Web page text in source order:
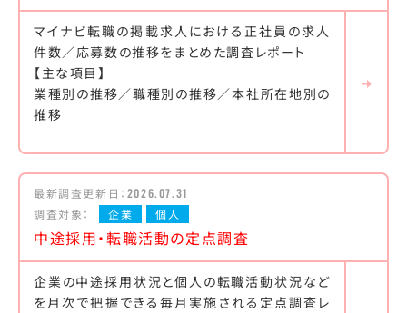
マイナビ転職の掲載求人における正社員の求人
件数／応募数の推移をまとめた調査レポート
【主な項目】
業種別の推移／職種別の推移／本社所在地別の
推移
最新調査更新日： 2026.07.31
調査対象：
企業 個人
中途採用・転職活動の定点調査
企業の中途採用状況と個人の転職活動状況など
を月次で把握できる毎月実施される定点調査レ